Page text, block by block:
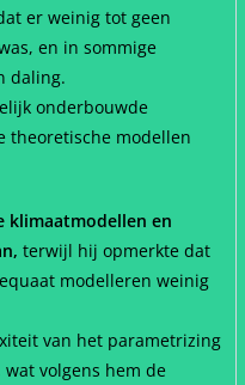
er weinig tot geen
en in sommige
daling.
onderbouwde
theoretische modellen
klimaatmodellen en
terwijl hij opmerkte dat
modelleren weinig
van het parametrizing
volgens hem de